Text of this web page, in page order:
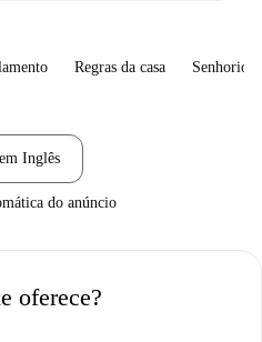
Regras da casa Senhorio
Inglês
do anúncio
oferece?